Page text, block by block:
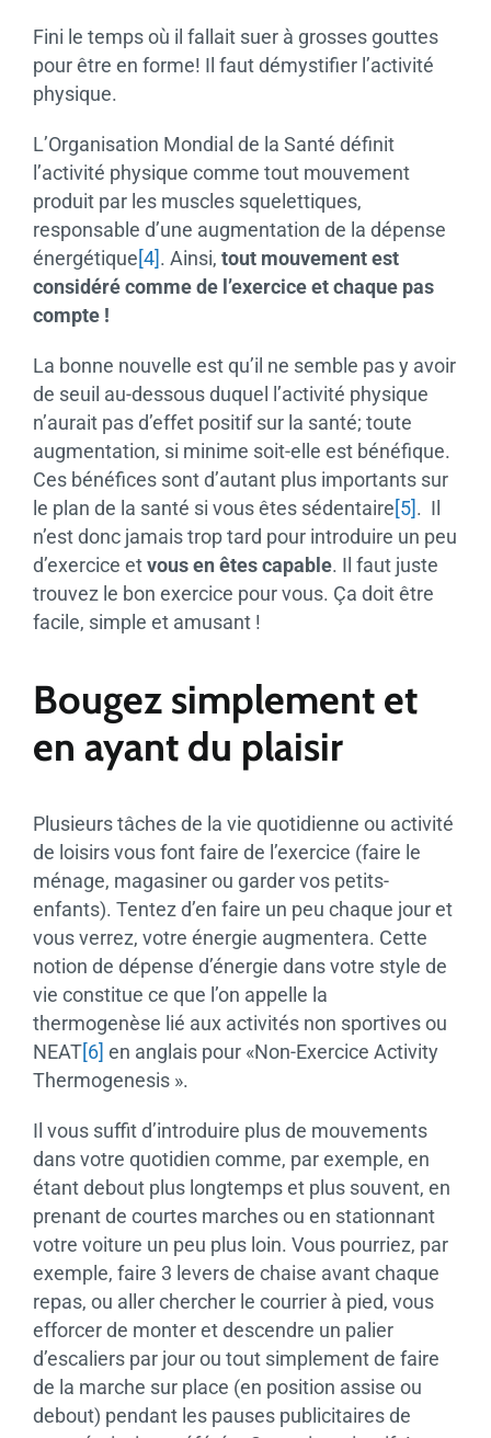
Fini le temps où il fallait suer à grosses gouttes
pour être en forme! Il faut démystifier l’activité
physique.
L’Organisation Mondial de la Santé définit
l’activité physique comme tout mouvement
produit par les muscles squelettiques,
responsable d’une augmentation de la dépense
énergétique[4]. Ainsi, tout mouvement est
considéré comme de l’exercice et chaque pas
compte !
La bonne nouvelle est qu’il ne semble pas y avoir
de seuil au-dessous duquel l’activité physique
n’aurait pas d’effet positif sur la santé; toute
augmentation, si minime soit-elle est bénéfique.
Ces bénéfices sont d’autant plus importants sur
le plan de la santé si vous êtes sédentaire[5]. Il
n’est donc jamais trop tard pour introduire un peu
d’exercice etvous en êtes capable. Il faut juste
trouvez le bon exercice pour vous. Ça doit être
facile, simple et amusant !
Bougez simplement et
en ayant du plaisir
Plusieurs tâches de la vie quotidienne ou activité
de loisirs vous font faire de l’exercice (faire le
ménage, magasiner ou garder vos petits-
enfants). Tentez d’en faire un peu chaque jour et
vous verrez, votre énergie augmentera. Cette
notion de dépense d’énergie dans votre style de
vie constitue ce que l’on appelle la
thermogenèse lié aux activités non sportives ou
NEAT[6] en anglais pour «Non-Exercice Activity
Thermogenesis ».
Il vous suffit d’introduire plus de mouvements
dans votre quotidien comme, par exemple, en
étant debout plus longtemps et plus souvent, en
prenant de courtes marches ou en stationnant
votre voiture un peu plus loin. Vous pourriez, par
exemple, faire 3 levers de chaise avant chaque
repas, ou aller chercher le courrier à pied, vous
efforcer de monter et descendre un palier
d’escaliers par jour ou tout simplement de faire
de la marche sur place (en position assise ou
debout) pendant les pauses publicitaires de